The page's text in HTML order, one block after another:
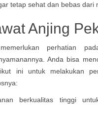
tetap sehat dan bebas dari
Anjing
perhatian
Anda bisa
ini untuk melakukan
berkualitas tinggi